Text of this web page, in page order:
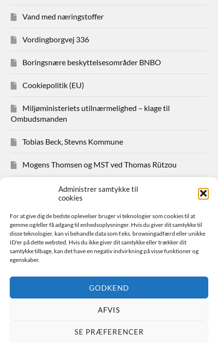
Administrer samtykke til
cookies
For at give dig de bedste oplevelser bruger vi teknologier som cookies til at
gemme og/eller få adgang til enhedsoplysninger. Hvis du giver dit samtykke til
disse teknologier, kan vi behandle data som f.eks. browsingadfærd eller unikke
ID'er på dette websted. Hvis du ikke giver dit samtykke eller trækker dit
samtykke tilbage, kan det have en negativ indvirkning på visse funktioner og
egenskaber.
GODKEND
AFVIS
SE PRÆFERENCER
Vand med næringstoffer
Vordingborgvej 336
Boringsnære beskyttelsesområder BNBO
Cookiepolitik (EU)
Miljøministeriets utilnærmelighed – klage til
Ombudsmanden
Tobias Beck, Stevns Kommune
Mogens Thomsen og MST ved Thomas Rützou
Avisudklip 2024
Sager for medlemmer
Bestyrelsen
Avisudklip 2026
FAIR SPILDEVAND